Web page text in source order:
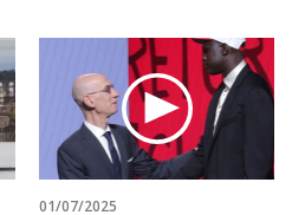
01/07/2025